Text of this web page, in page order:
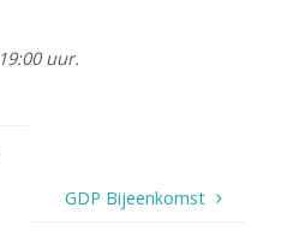
uur.
GDP Bijeenkomst